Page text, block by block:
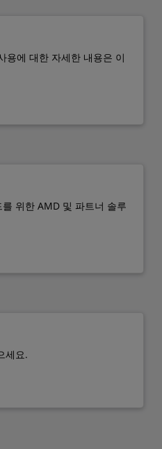
용에 대한 자세한 내용은 이
위한 AMD 및 파트너 솔루
세요.